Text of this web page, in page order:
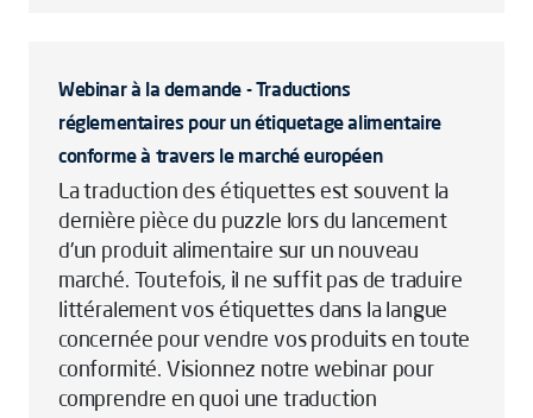
Webinar à la demande - Traductions
réglementaires pour un étiquetage alimentaire
conforme à travers le marché européen
La traduction des étiquettes est souvent la
dernière pièce du puzzle lors du lancement
d'un produit alimentaire sur un nouveau
marché. Toutefois, il ne suffit pas de traduire
littéralement vos étiquettes dans la langue
concernée pour vendre vos produits en toute
conformité. Visionnez notre webinar pour
comprendre en quoi une traduction